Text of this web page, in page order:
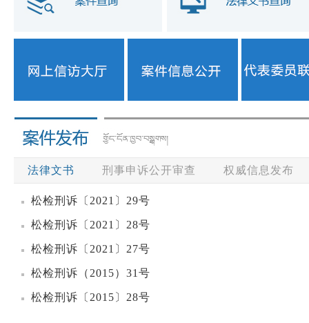
法律文书 刑事申诉公开审查 权威信息发布
松检刑诉〔2021〕29号
松检刑诉〔2021〕28号
松检刑诉〔2021〕27号
松检刑诉（2015）31号
松检刑诉〔2015〕28号